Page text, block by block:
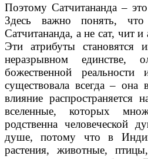
Поэтому Сатчитананда –
Здесь важно понять,
Сатчитананда, а не сат, чит
Эти атрибуты становятся
неразрывном единстве,
божественной
существовала всегда – она
влияние распространяется
вселенные, которых
родственна человеческой
душе, потому что в
растения, животные,